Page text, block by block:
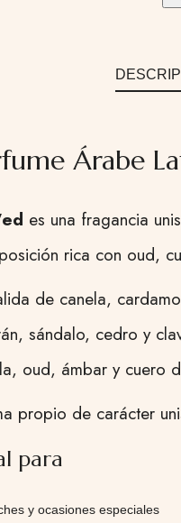
Árabe
es una fragancia
rica con oud,
de canela,
sándalo, cedro y
oud, ámbar y cuero
propio de carácter
para
y ocasiones especiales